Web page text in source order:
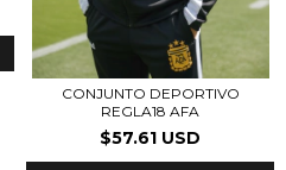
CONJUNTO DEPORTIVO
REGLA18 AFA
$57.61 USD